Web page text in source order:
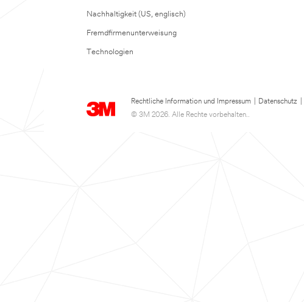
Nachhaltigkeit (US, englisch)
Fremdfirmenunterweisung
Technologien
Rechtliche Information und Impressum Datenschutz
© 3M 2026. Alle Rechte vorbehalten..